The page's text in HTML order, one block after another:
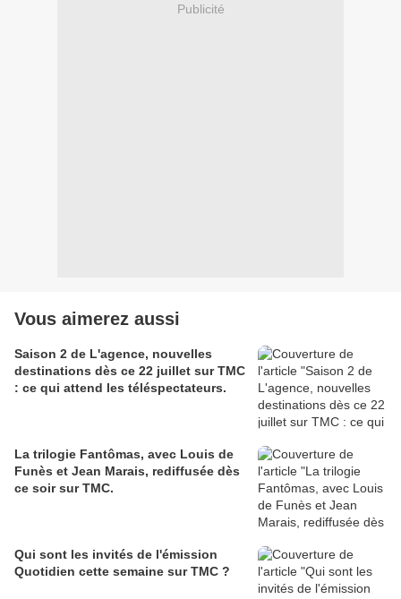
Publicité
Vous aimerez aussi
Saison 2 de L'agence, nouvelles
destinations dès ce 22 juillet sur TMC
: ce qui attend les téléspectateurs.
La trilogie Fantômas, avec Louis de
Funès et Jean Marais, rediffusée dès
ce soir sur TMC.
Qui sont les invités de l'émission
Quotidien cette semaine sur TMC ?